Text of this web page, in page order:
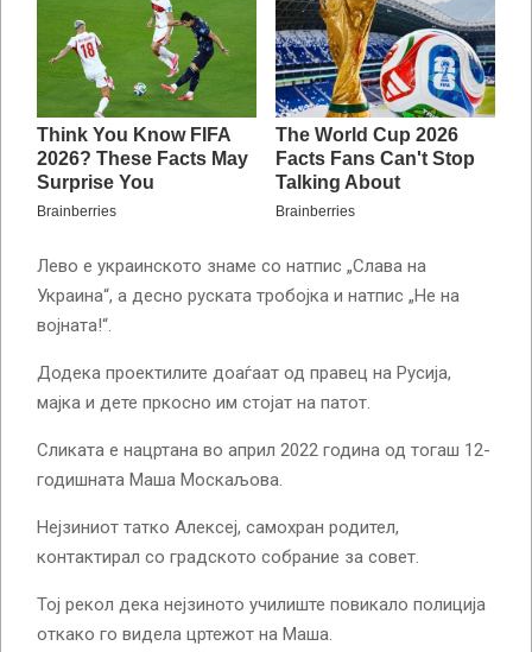
Лево е украинското знаме со натпис „Слава на
Украина“, а десно руската тробојка и натпис „Не на
војната!“.
Додека проектилите доаѓаат од правец на Русија,
мајка и дете пркосно им стојат на патот.
Сликата е нацртана во април 2022 година од тогаш 12-
годишната Маша Москаљова.
Нејзиниот татко Алексеј, самохран родител,
контактирал со градското собрание за совет.
Тој рекол дека нејзиното училиште повикало полиција
откако го видела цртежот на Маша.